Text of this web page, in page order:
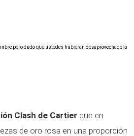
pero dudo que ustedes hubieran desaprovechado la
Clash de Cartier que en
de oro rosa en una proporción